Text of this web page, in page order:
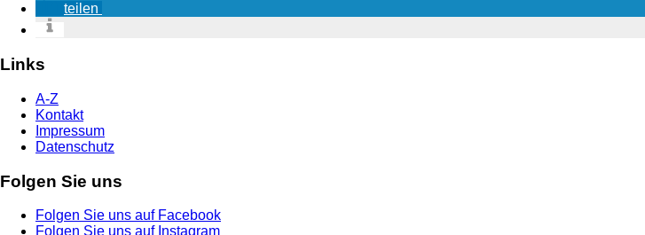
teilen
Links
A-Z
Kontakt
Impressum
Datenschutz
Folgen Sie uns
Folgen Sie uns auf Facebook
Folgen Sie uns auf Instagram